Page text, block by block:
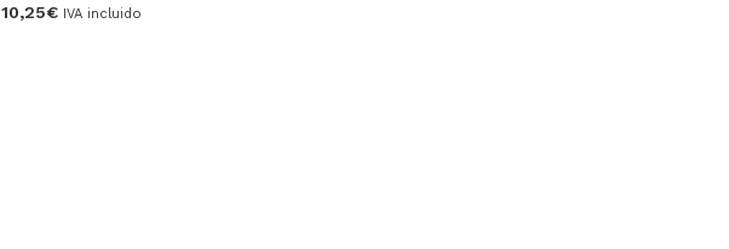
10,25€Rango
IVA incluido